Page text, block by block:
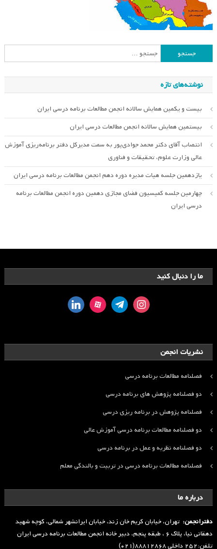
برای:
نوشته‌های تازه
بیست و یکمین همایش سالانه انجمن مطالعات برنامه درسی ایران
بیستمین همایش سالانه انجمن مطالعات درسی ایران
انتصاب آقای دکتر محمد جوادی‌پور به سمت مدیرکل دفتر برنامه‌ریزی آموزش
عالی وزارت علوم، تحقیقات و فناوری
یازدهمین جلسه هیات مدیره دوره دهم انجمن مطالعات برنامه درسی ایران
چهارمین جلسه کمیسیون فضای مجازی دهمین دوره انجمن مطالعات برنامه
درسی ایران
ما را دنبال کنید
instagram
telegram
aparat
linkedin
نشریات انجمن
فصلنامه مطالعات برنامه درسی
دو فصلنامه پژوهش های برنامه درسی
فصلنامه پژوهش در برنامه ریزی درسی
دو فصلنامه مطالعات برنامه درسی آموزش عالی
دو فصلنامه نظریه و عمل در برنامه درسی
فصلنامه مطالعات برنامه درسی در تربیت و بالندگی معلم
درباره ما
دفترانجمن: تهران، خیابان کریم خان زند، خیابان ایرانشهر شمالی، کوچه شهید
دهقانی نیا، پلاک ۶ ، طبقه پنجم، دبیر خانه انجمن مطالعات برنامه درسی ایران
تلفن:۲۵۲ داخلی ۸۸۸۱۲۸۶۸(۰۲۱)